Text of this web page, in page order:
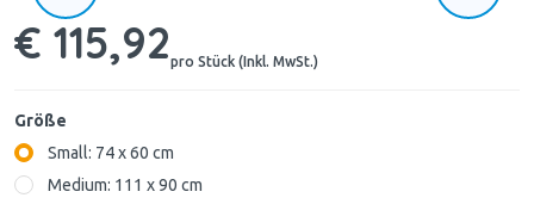
€ 115,92pro Stück (Inkl. MwSt.)
Größe
Small: 74 x 60 cm
Medium: 111 x 90 cm